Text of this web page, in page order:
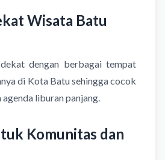
Wisata Batu
dengan berbagai tempat
di Kota Batu sehingga cocok
liburan panjang.
Komunitas dan